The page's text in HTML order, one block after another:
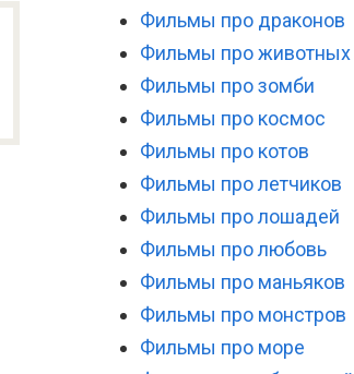
Фильмы про драконов
Фильмы про животных
Фильмы про зомби
Фильмы про космос
Фильмы про котов
Фильмы про летчиков
Фильмы про лошадей
Фильмы про любовь
Фильмы про маньяков
Фильмы про монстров
Фильмы про море